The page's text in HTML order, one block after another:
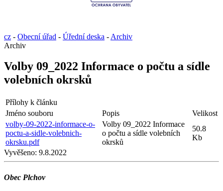
cz - Obecní úřad - Úřední deska - Archiv
Archiv
Volby 09_2022 Informace o počtu a sídle
volebních okrsků
Přílohy k článku
Jméno souboru
Popis
Velikost
volby-09-2022-informace-o-
poctu-a-sidle-volebnich-
okrsku.pdf
Volby 09_2022 Informace
o počtu a sídle volebních
okrsků
50.8
Kb
Vyvěšeno: 9.8.2022
Obec Plchov